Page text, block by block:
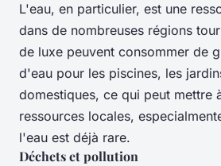
L'eau, en particulier, est une
dans de nombreuses régions
de luxe peuvent consommer de
d'eau pour les piscines, les
domestiques, ce qui peut mettre
ressources locales,
l'eau est déjà rare.
Déchets et pollution